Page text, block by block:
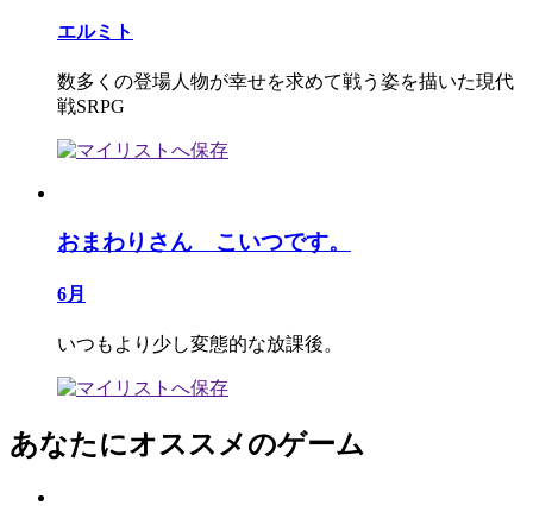
エルミト
数多くの登場人物が幸せを求めて戦う姿を描いた現代
戦SRPG
おまわりさん こいつです。
6月
いつもより少し変態的な放課後。
あなたにオススメのゲーム